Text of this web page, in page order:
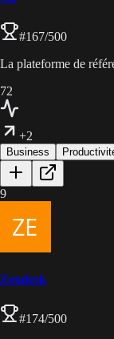
#167/500
La plateforme de
72
+2
Business
9
Zendesk
#174/500